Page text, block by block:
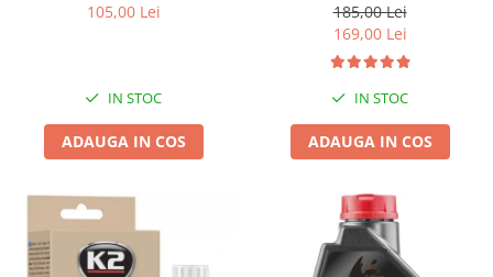
105,00 Lei
IN STOC
ADAUGA IN COS
185,00 Lei
169,00 Lei
IN STOC
ADAUGA IN COS